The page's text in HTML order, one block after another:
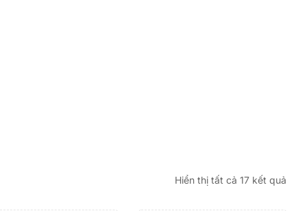
Hiển thị tất cả 17 kết quả